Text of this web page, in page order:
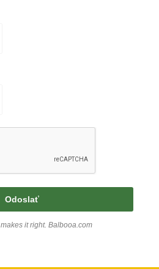
makes it right. Balbooa.com